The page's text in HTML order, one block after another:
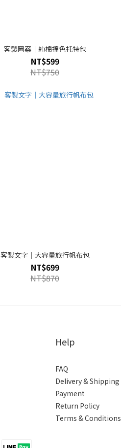
客製圖案｜純棉撞色托特包
NT$599
NT$750
客製文字｜大容量旅行帆布包
NT$699
NT$870
Help
FAQ
Delivery & Shipping
Payment
Return Policy
Terms & Conditions